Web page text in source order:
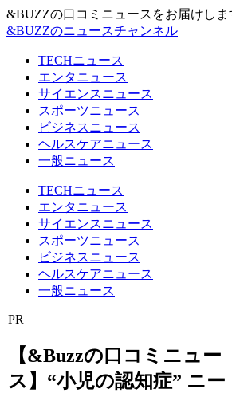
&BUZZの口コミニュースをお届けしま
&BUZZのニュースチャンネル
TECHニュース
エンタニュース
サイエンスニュース
スポーツニュース
ビジネスニュース
ヘルスケアニュース
一般ニュース
TECHニュース
エンタニュース
サイエンスニュース
スポーツニュース
ビジネスニュース
ヘルスケアニュース
一般ニュース
PR
【&Buzzの口コミニュー
ス】“小児の認知症” ニー